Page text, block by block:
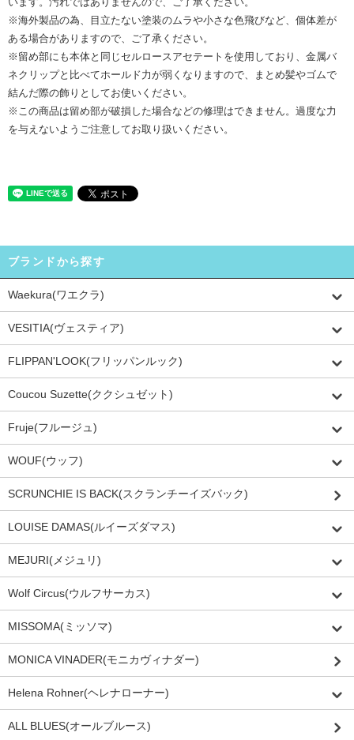
※海外製品の為、目立たない塗装のムラや小さな色飛びなど、個体差が
ある場合がありますので、ご了承ください。
※留め部にも本体と同じセルロースアセテートを使用しており、金属バ
ネクリップと比べてホールド力が弱くなりますので、まとめ髪やゴムで
結んだ際の飾りとしてお使いください。
※この商品は留め部が破損した場合などの修理はできません。過度な力
を与えないようご注意してお取り扱いください。
ブランドから探す
Waekura(ワエクラ)
VESITIA(ヴェスティア)
FLIPPAN'LOOK(フリッパンルック)
Coucou Suzette(ククシュゼット)
Fruje(フルージュ)
WOUF(ウッフ)
SCRUNCHIE IS BACK(スクランチーイズバック)
LOUISE DAMAS(ルイーズダマス)
MEJURI(メジュリ)
Wolf Circus(ウルフサーカス)
MISSOMA(ミッソマ)
MONICA VINADER(モニカヴィナダー)
Helena Rohner(ヘレナローナー)
ALL BLUES(オールブルース)